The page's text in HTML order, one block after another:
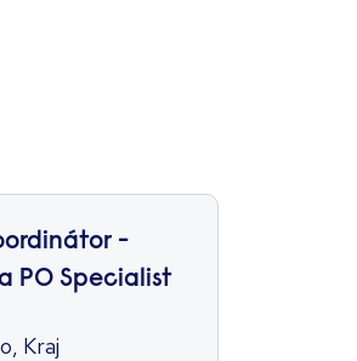
-
PO Specialist
Kraj